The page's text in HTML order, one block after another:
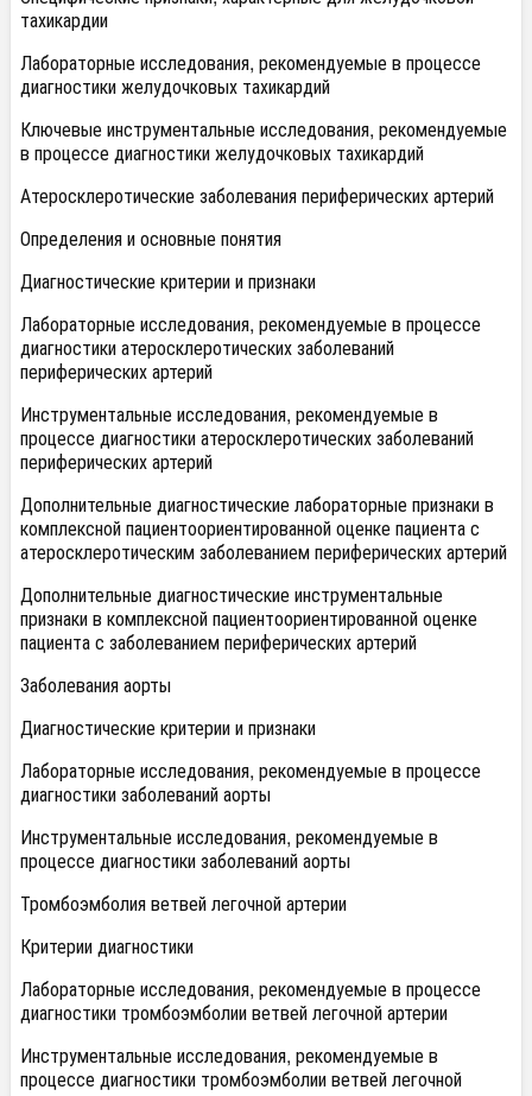
тахикардии
Лабораторные исследования, рекомендуемые в процессе
диагностики желудочковых тахикардий
Ключевые инструментальные исследования, рекомендуемые
в процессе диагностики желудочковых тахикардий
Атеросклеротические заболевания периферических артерий
Определения и основные понятия
Диагностические критерии и признаки
Лабораторные исследования, рекомендуемые в процессе
диагностики атеросклеротических заболеваний
периферических артерий
Инструментальные исследования, рекомендуемые в
процессе диагностики атеросклеротических заболеваний
периферических артерий
Дополнительные диагностические лабораторные признаки в
комплексной пациентоориентированной оценке пациента с
атеросклеротическим заболеванием периферических артерий
Дополнительные диагностические инструментальные
признаки в комплексной пациентоориентированной оценке
пациента с заболеванием периферических артерий
Заболевания аорты
Диагностические критерии и признаки
Лабораторные исследования, рекомендуемые в процессе
диагностики заболеваний аорты
Инструментальные исследования, рекомендуемые в
процессе диагностики заболеваний аорты
Тромбоэмболия ветвей легочной артерии
Критерии диагностики
Лабораторные исследования, рекомендуемые в процессе
диагностики тромбоэмболии ветвей легочной артерии
Инструментальные исследования, рекомендуемые в
процессе диагностики тромбоэмболии ветвей легочной